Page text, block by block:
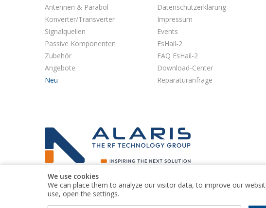
Antennen & Parabol
Konverter/Transverter
Signalquellen
Passive Komponenten
Zubehör
Angebote
Neu
Datenschutzerklärung
Impressum
Events
EsHail-2
FAQ EsHail-2
Download-Center
Reparaturanfrage
Kuhne electronic GmbH is part of the Alaris Holdings
group of companies
We use cookies
We can place them to analyze our visitor data, to improve our
use, open the settings.